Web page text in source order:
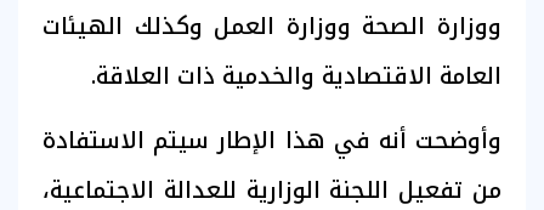
ووزارة الصحة ووزارة العمل وكذلك الهيئات
العامة الاقتصادية والخدمية ذات العلاقة.
وأوضحت أنه في هذا الإطار سيتم الاستفادة
من تفعيل اللجنة الوزارية للعدالة الاجتماعية،